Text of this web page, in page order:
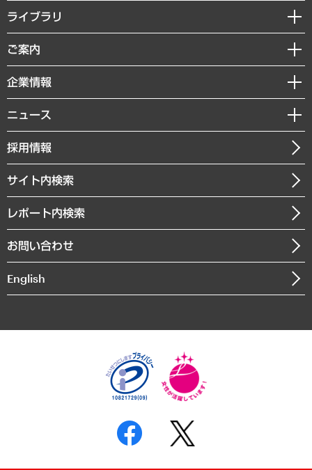
経営戦略
組織・人事戦略
デジタルイノベーション
共生・ダイバーシティ
GRC（ガバナンス・リスク・コンプライアンス）・防災（政策）
経済・産業・雇用・労働
まちづくり・観光・交通・スポーツ・スマートシティ
自然資源・農林水産業・食料システム
ライブラリ
経済調査
レポート
コラム
経営用語集
受託・受注実績（官公庁関連）
メディア掲載・出演
ご案内
セミナー・イベント情報
MUFGビジネスセミナー
受託案件情報
企業情報
私たちの想い
社長メッセージ
会社概要
沿革
組織図・本部部室紹介
インドネシア現地法人
個人情報保護方針
反社会的勢力に対する基本方針
ニュース
ニュースリリース
お知らせ
採用情報
サイト内検索
レポート内検索
お問い合わせ
English